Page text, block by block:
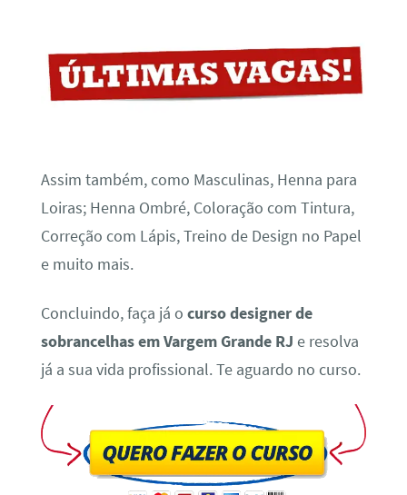
Assim também, como Masculinas, Henna para
Loiras; Henna Ombré, Coloração com Tintura,
Correção com Lápis, Treino de Design no Papel
e muito mais.
Concluindo, faça já o curso designer de
sobrancelhas em Vargem Grande RJ e resolva
já a sua vida profissional. Te aguardo no curso.